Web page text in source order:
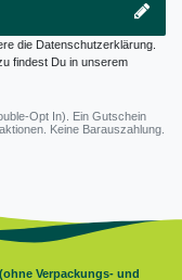
die Datenschutzerklärung.
findest Du in unserem
Opt In). Ein Gutschein
Keine Barauszahlung.
Verpackungs- und